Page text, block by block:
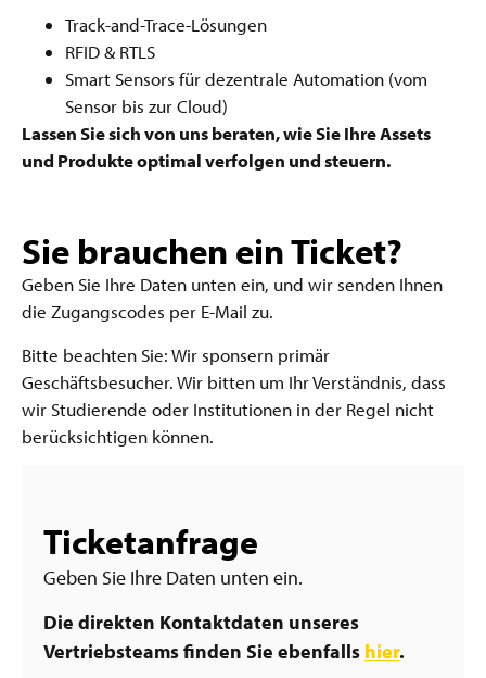
Track-and-Trace-Lösungen
RFID & RTLS
Smart Sensors für dezentrale Automation (vom
Sensor bis zur Cloud)
Lassen Sie sich von uns beraten, wie Sie Ihre Assets
und Produkte optimal verfolgen und steuern.
Sie brauchen ein Ticket?
Geben Sie Ihre Daten unten ein, und wir senden Ihnen
die Zugangscodes per E-Mail zu.
Bitte beachten Sie: Wir sponsern primär
Geschäftsbesucher. Wir bitten um Ihr Verständnis, dass
wir Studierende oder Institutionen in der Regel nicht
berücksichtigen können.
Ticketanfrage
Geben Sie Ihre Daten unten ein.
Die direkten Kontaktdaten unseres
Vertriebsteams finden Sie ebenfalls hier.